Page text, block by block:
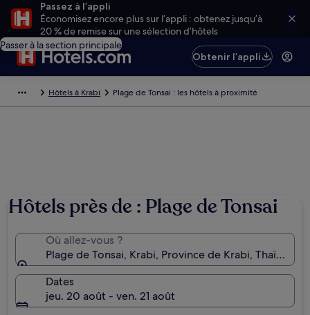
Passez à l’appli
Économisez encore plus sur l’appli : obtenez jusqu’à
20 % de remise sur une sélection d’hôtels
Passer à la section principale
Obtenir l’appli
Hôtels à Krabi Plage de Tonsai : les hôtels à proximité
Hôtels près de : Plage de Tonsai
Où allez-vous ?
Plage de Tonsai, Krabi, Province de Krabi, Thaïlande
Dates
jeu. 20 août - ven. 21 août